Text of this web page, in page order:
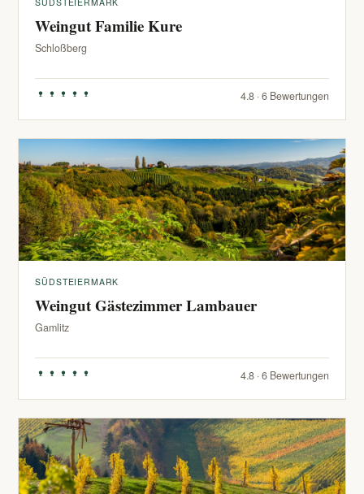
Weingut Familie Kure
Schloßberg
4.8 · 6 Bewertungen
SÜDSTEIERMARK
Weingut Gästezimmer Lambauer
Gamlitz
4.8 · 6 Bewertungen